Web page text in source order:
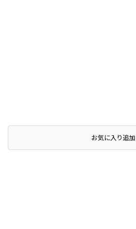
お気に入り追加